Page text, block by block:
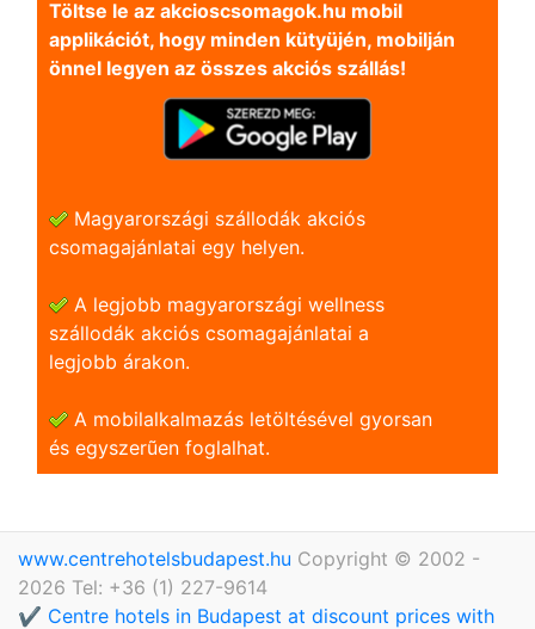
Töltse le az akcioscsomagok.hu mobil
applikációt, hogy minden kütyüjén, mobilján
önnel legyen az összes akciós szállás!
Magyarországi szállodák akciós
csomagajánlatai egy helyen.
A legjobb magyarországi wellness
szállodák akciós csomagajánlatai a
legjobb árakon.
A mobilalkalmazás letöltésével gyorsan
és egyszerũen foglalhat.
www.centrehotelsbudapest.hu Copyright © 2002 -
2026 Tel: +36 (1) 227-9614
✔️ Centre hotels in Budapest at discount prices with